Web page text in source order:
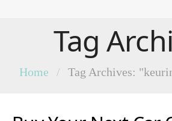
Tag
Home / Tag Archives: